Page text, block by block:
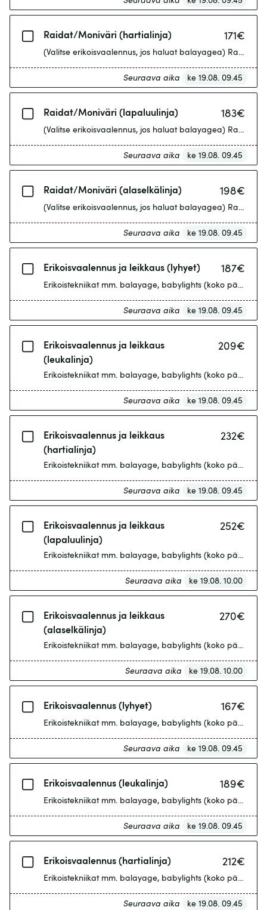
Raidat/Moniväri (hartialinja) 171€
(Valitse
Seuraava aika ke 19.08. 09.45
Raidat/Moniväri (lapaluulinja) 183€
(Valitse
Seuraava aika ke 19.08. 09.45
Raidat/Moniväri (alaselkälinja) 198€
(Valitse
Seuraava aika ke 19.08. 09.45
Erikoisvaalennus ja leikkaus (lyhyet) 187€
Erikoistekniikat mm. balayage, babylights (koko pään
Seuraava aika ke 19.08. 09.45
Erikoisvaalennus ja leikkaus
(leukalinja)
209€
Erikoistekniikat mm. balayage, babylights (koko pään
Seuraava aika ke 19.08. 09.45
Erikoisvaalennus ja leikkaus
(hartialinja)
232€
Erikoistekniikat mm. balayage, babylights (koko pään
Seuraava aika ke 19.08. 09.45
Erikoisvaalennus ja leikkaus
(lapaluulinja)
252€
Erikoistekniikat mm. balayage, babylights (koko pään
Seuraava aika ke 19.08. 10.00
Erikoisvaalennus ja leikkaus
(alaselkälinja)
270€
Erikoistekniikat mm. balayage, babylights (koko pään
Seuraava aika ke 19.08. 10.00
Erikoisvaalennus (lyhyet) 167€
Erikoistekniikat mm. balayage, babylights (koko pään
Seuraava aika ke 19.08. 09.45
Erikoisvaalennus (leukalinja) 189€
Erikoistekniikat mm. balayage, babylights (koko pään
Seuraava aika ke 19.08. 09.45
Erikoisvaalennus (hartialinja) 212€
Erikoistekniikat mm. balayage, babylights (koko pään
Seuraava aika ke 19.08. 09.45